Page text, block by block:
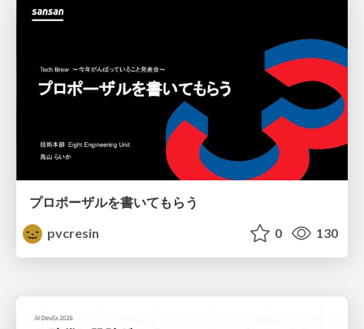
プロポーザルを書いてもらう
pvcresin
0 130